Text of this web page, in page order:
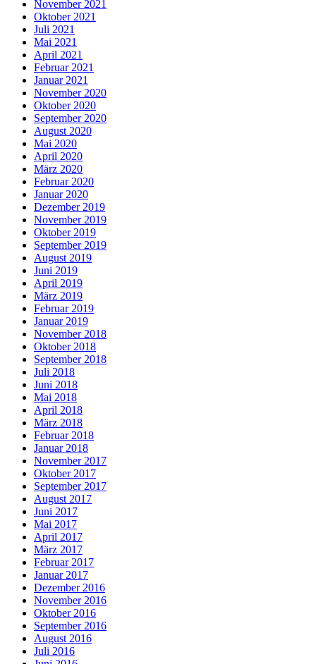
November 2021
Oktober 2021
Juli 2021
Mai 2021
April 2021
Februar 2021
Januar 2021
November 2020
Oktober 2020
September 2020
August 2020
Mai 2020
April 2020
März 2020
Februar 2020
Januar 2020
Dezember 2019
November 2019
Oktober 2019
September 2019
August 2019
Juni 2019
April 2019
März 2019
Februar 2019
Januar 2019
November 2018
Oktober 2018
September 2018
Juli 2018
Juni 2018
Mai 2018
April 2018
März 2018
Februar 2018
Januar 2018
November 2017
Oktober 2017
September 2017
August 2017
Juni 2017
Mai 2017
April 2017
März 2017
Februar 2017
Januar 2017
Dezember 2016
November 2016
Oktober 2016
September 2016
August 2016
Juli 2016